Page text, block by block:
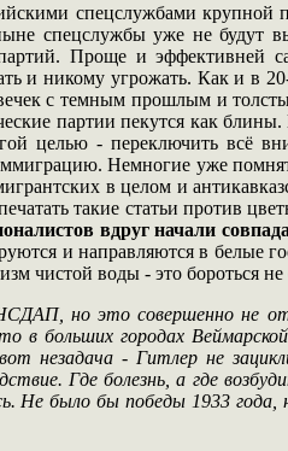
спецслужбами
спецслужбы уже не будут
Проще и
и никому угрожать. Как и в
с темным прошлым и
партии пекутся как
целью - переключить всё
Немногие уже
в целом и
такие статьи против
вдруг начали
и направляются в белые
чистой воды - это бороться
но это совершенно не
городах Веймарской
незадача - Гитлер не
Где болезнь, а где
Не было бы победы 1933